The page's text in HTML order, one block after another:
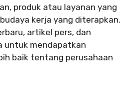
produk atau layanan yang
kerja yang diterapkan.
artikel pers, dan
untuk mendapatkan
baik tentang perusahaan